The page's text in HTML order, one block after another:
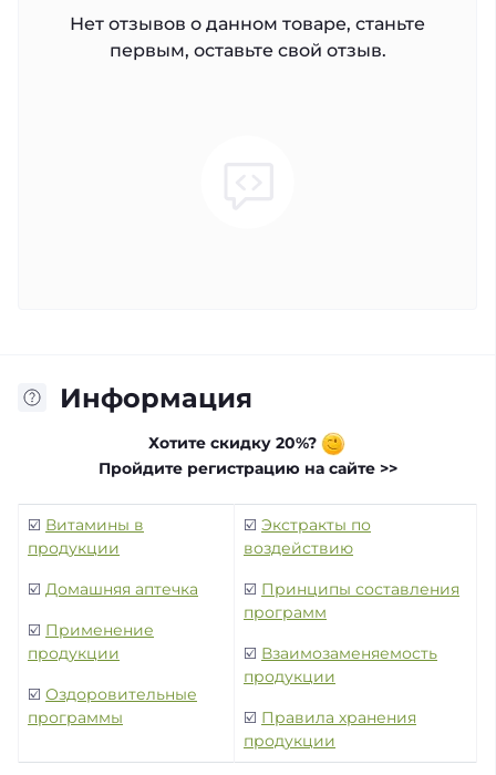
Нет отзывов о данном товаре, станьте
первым, оставьте свой отзыв.
Информация
Хотите скидку 20%?
Пройдите регистрацию на сайте >>
☑️ Витамины в
продукции
☑️ Домашняя аптечка
☑️ Применение
продукции
☑️ Оздоровительные
программы
☑️ Экстракты по
воздействию
☑️ Принципы составления
программ
☑️ Взаимозаменяемость
продукции
☑️ Правила хранения
продукции